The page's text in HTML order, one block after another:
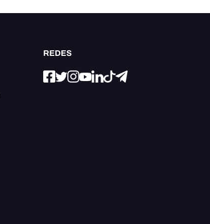
REDES